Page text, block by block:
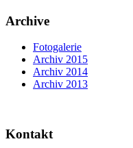
Archive
Fotogalerie
Archiv 2015
Archiv 2014
Archiv 2013
Kontakt